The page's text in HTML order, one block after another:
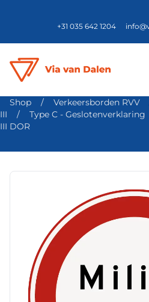
+31 035 642 1204
Shop / Verkeersborden RVV
III
/ Type C - Geslotenverklaring
III DOR